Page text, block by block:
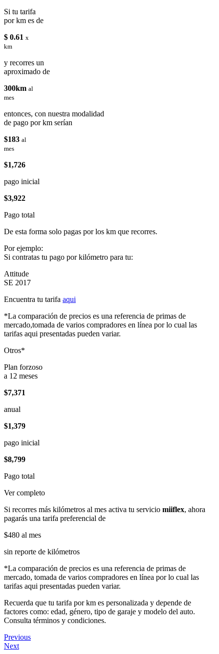
Si tu tarifa
por km es de
$ 0.61 x
km
y recorres un
aproximado de
300km al
mes
entonces, con nuestra modalidad
de pago por km serían
$183 al
mes
$1,726
pago inicial
$3,922
Pago total
De esta forma solo pagas por los km que recorres.
Por ejemplo:
Si contratas tu pago por kilómetro para tu:
Attitude
SE 2017
Encuentra tu tarifa aqui
*La comparación de precios es una referencia de primas de
mercado,tomada de varios compradores en línea por lo cual las
tarifas aqui presentadas pueden variar.
Otros*
Plan forzoso
a 12 meses
$7,371
anual
$1,379
pago inicial
$8,799
Pago total
Ver completo
Si recorres más kilómetros al mes activa tu servicio miiflex, ahora
pagarás una tarifa preferencial de
$480 al mes
sin reporte de kilómetros
*La comparación de precios es una referencia de primas de
mercado, tomada de varios compradores en línea por lo cual las
tarifas aqui presentadas pueden variar.
Recuerda que tu tarifa por km es personalizada y depende de
factores como: edad, género, tipo de garaje y modelo del auto.
Consulta términos y condiciones.
Previous
Next